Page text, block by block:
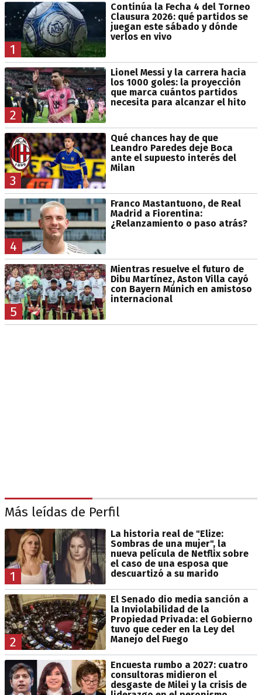
1
Continúa la Fecha 4 del Torneo
Clausura 2026: qué partidos se
juegan este sábado y dónde
verlos en vivo
2
Lionel Messi y la carrera hacia
los 1000 goles: la proyección
que marca cuántos partidos
necesita para alcanzar el hito
3
Qué chances hay de que
Leandro Paredes deje Boca
ante el supuesto interés del
Milan
4
Franco Mastantuono, de Real
Madrid a Fiorentina:
¿Relanzamiento o paso atrás?
5
Mientras resuelve el futuro de
Dibu Martínez, Aston Villa cayó
con Bayern Múnich en amistoso
internacional
Más leídas de Perfil
1
La historia real de "Elize:
Sombras de una mujer", la
nueva película de Netflix sobre
el caso de una esposa que
descuartizó a su marido
2
El Senado dio media sanción a
la Inviolabilidad de la
Propiedad Privada: el Gobierno
tuvo que ceder en la Ley del
Manejo del Fuego
Encuesta rumbo a 2027: cuatro
consultoras midieron el
desgaste de Milei y la crisis de